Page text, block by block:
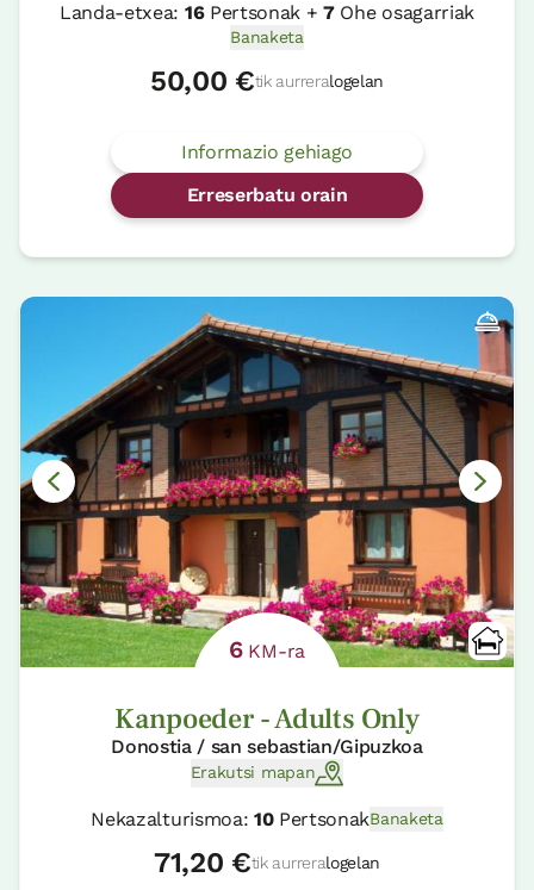
Landa-etxea: 16Pertsonak +7Ohe osagarriak
Banaketa
50,00 €tik aurreralogelan
Informazio gehiago
Erreserbatu orain
6KM-ra
Kanpoeder - Adults Only
Donostia / san sebastian/Gipuzkoa
Erakutsi mapan
Nekazalturismoa: 10PertsonakBanaketa
71,20 €tik aurreralogelan